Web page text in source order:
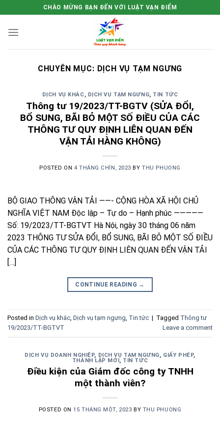
to
content
CHÀO MỪNG BẠN ĐẾN VỚI LUẬT VẠN ĐIỂM
CHUYÊN MỤC: DỊCH VỤ TẠM NGƯNG
DỊCH VỤ KHÁC, DỊCH VỤ TẠM NGƯNG, TIN TỨC
Thông tư 19/2023/TT-BGTV (SỬA ĐỔI,
BỔ SUNG, BÃI BỎ MỘT SỐ ĐIỀU CỦA CÁC
THÔNG TƯ QUY ĐỊNH LIÊN QUAN ĐẾN
VẬN TẢI HÀNG KHÔNG)
POSTED ON 4 THÁNG CHÍN, 2023 BYTHU PHUONG
BỘ GIAO THÔNG VẬN TẢI ——- CỘNG HÒA XÃ HỘI CHỦ
NGHĨA VIỆT NAM Độc lập – Tự do – Hạnh phúc —————
Số: 19/2023/TT-BGTVT Hà Nội, ngày 30 tháng 06 năm
2023 THÔNG TƯ SỬA ĐỔI, BỔ SUNG, BÃI BỎ MỘT SỐ ĐIỀU
CỦA CÁC THÔNG TƯ QUY ĐỊNH LIÊN QUAN ĐẾN VẬN TẢI
[…]
CONTINUE READING →
Posted in Dịch vụ khác Dịch vụ tạm ngưng Tin tức | Tagged Thông tư
19/2023/TT-BGTVT
Leave a comment
DỊCH VỤ DOANH NGHIỆP, DỊCH VỤ TẠM NGƯNG, GIẤY PHÉP,
THÀNH LẬP MỚI, TIN TỨC
Điều kiện của Giám đốc công ty TNHH
một thành viên?
POSTED ON15 THÁNG MỘT, 2023 BY THU PHUONG